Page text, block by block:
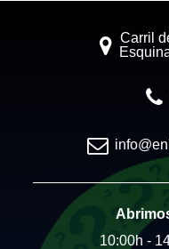
Carril
10:00h -